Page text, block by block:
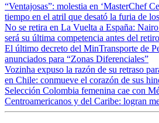
“Ventajosas”: molestia en ‘MasterChef
tiempo en el atril que desató la furia de
No se retira en La Vuelta a España:
será su última competencia antes del retiro
El último decreto del MinTransporte de
anunciados para “Zonas Diferenciales”
Vozinha expuso la razón de su retraso
en Chile: conmueve el corazón de sus
Selección Colombia femenina cae con
Centroamericanos y del Caribe: logran